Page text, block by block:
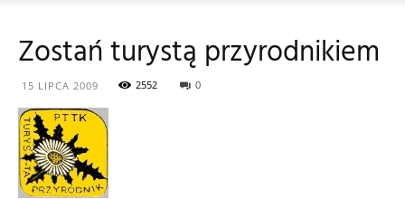
ekologiczna
Zostań turystą przyrodnikiem
15 LIPCA 2009 2552 0